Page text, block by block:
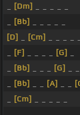
[Dm]
[Bb]
[D]
[Cm]
[F] [G]
[Bb] [G]
[Bb] [A]
[Cm]